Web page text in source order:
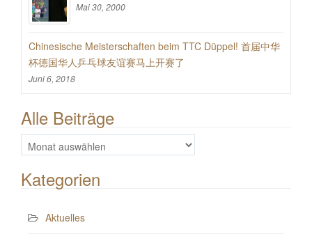
Mai 30, 2000
Chinesische Meisterschaften beim TTC Düppel! 首届中华
杯德国华人乒乓球友谊赛马上开赛了
Juni 6, 2018
Alle Beiträge
Alle
Beiträge
Kategorien
Aktuelles